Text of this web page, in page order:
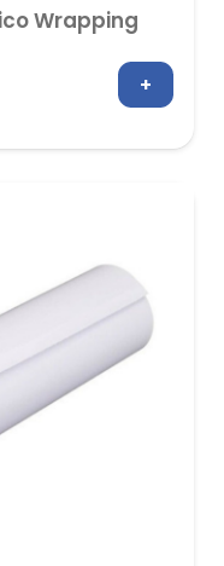
Wrapping
+